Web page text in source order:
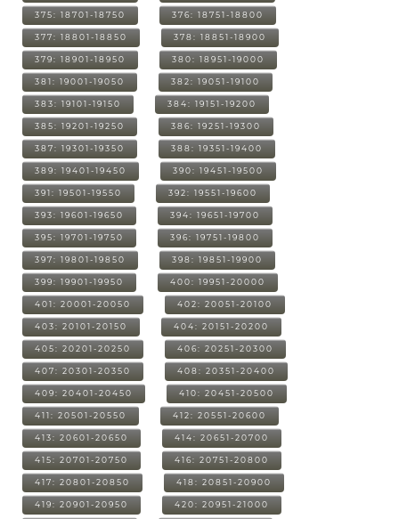
375: 18701-18750 376: 18751-18800
377: 18801-18850 378: 18851-18900
379: 18901-18950 380: 18951-19000
381: 19001-19050 382: 19051-19100
383: 19101-19150 384: 19151-19200
385: 19201-19250 386: 19251-19300
387: 19301-19350 388: 19351-19400
389: 19401-19450 390: 19451-19500
391: 19501-19550 392: 19551-19600
393: 19601-19650 394: 19651-19700
395: 19701-19750 396: 19751-19800
397: 19801-19850 398: 19851-19900
399: 19901-19950 400: 19951-20000
401: 20001-20050 402: 20051-20100
403: 20101-20150 404: 20151-20200
405: 20201-20250 406: 20251-20300
407: 20301-20350 408: 20351-20400
409: 20401-20450 410: 20451-20500
411: 20501-20550 412: 20551-20600
413: 20601-20650 414: 20651-20700
415: 20701-20750 416: 20751-20800
417: 20801-20850 418: 20851-20900
419: 20901-20950 420: 20951-21000